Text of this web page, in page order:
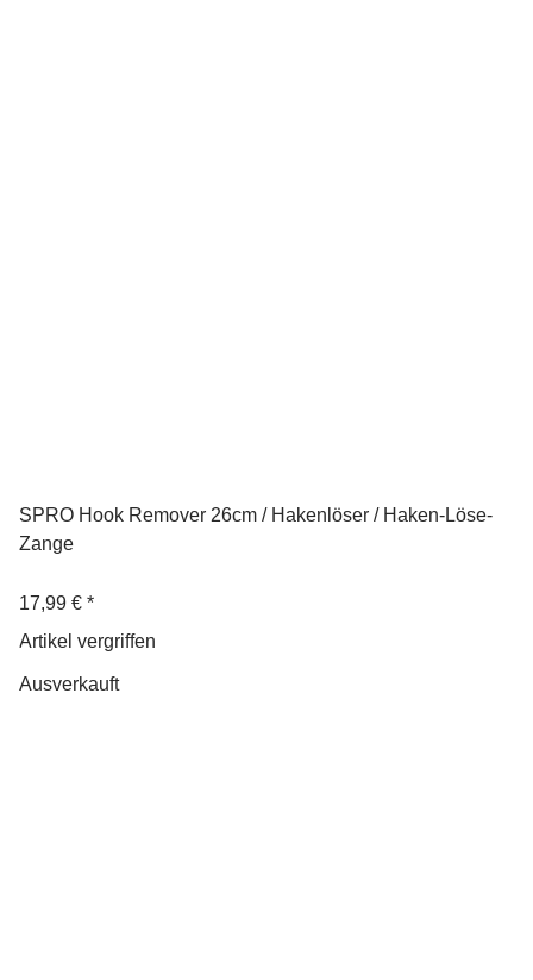
SPRO Hook Remover 26cm / Hakenlöser / Haken-Löse-
Zange
17,99 € *
Artikel vergriffen
Ausverkauft